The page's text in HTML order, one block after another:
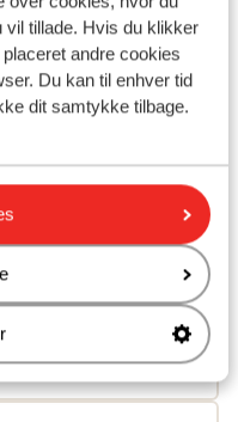
tillade. Hvis du klikker
andre cookies
Du kan til enhver tid
dit samtykke tilbage.
ca. 2
ca. 50 meter